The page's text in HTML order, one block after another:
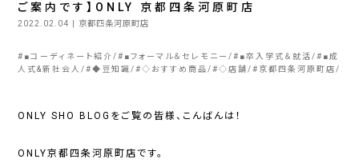
ご案内です】ONLY 京都四条河原町店
2022.02.04 | 京都四条河原町店
# ■コーディネート紹介 # ■フォーマル＆セレモニー # ■卒入学式＆就活 # ■成
人式&新社会人 #◆豆知識 #◇おすすめ商品 #◇店舗 # 京都四条河原町店
ONLY SHO BLOGをご覧の皆様、こんばんは！
ONLY京都四条河原町店です。